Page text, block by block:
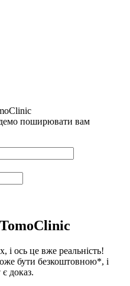
поширювати вам
і ось це вже реальність!
бути безкоштовною*, і
доказ.